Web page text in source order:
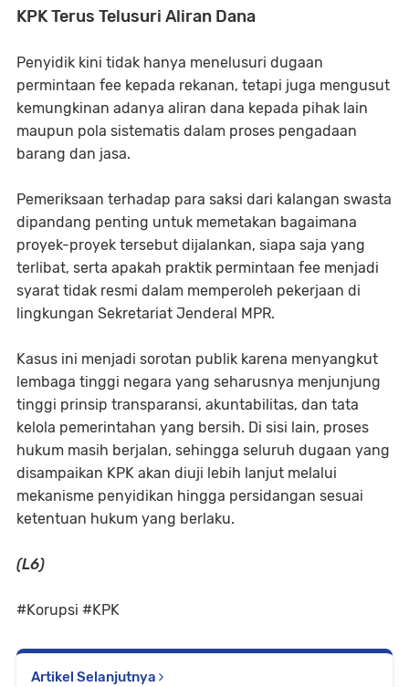
KPK Terus Telusuri Aliran Dana
Penyidik kini tidak hanya menelusuri dugaan
permintaan fee kepada rekanan, tetapi juga mengusut
kemungkinan adanya aliran dana kepada pihak lain
maupun pola sistematis dalam proses pengadaan
barang dan jasa.
Pemeriksaan terhadap para saksi dari kalangan swasta
dipandang penting untuk memetakan bagaimana
proyek-proyek tersebut dijalankan, siapa saja yang
terlibat, serta apakah praktik permintaan fee menjadi
syarat tidak resmi dalam memperoleh pekerjaan di
lingkungan Sekretariat Jenderal MPR.
Kasus ini menjadi sorotan publik karena menyangkut
lembaga tinggi negara yang seharusnya menjunjung
tinggi prinsip transparansi, akuntabilitas, dan tata
kelola pemerintahan yang bersih. Di sisi lain, proses
hukum masih berjalan, sehingga seluruh dugaan yang
disampaikan KPK akan diuji lebih lanjut melalui
mekanisme penyidikan hingga persidangan sesuai
ketentuan hukum yang berlaku.
(L6)
#Korupsi #KPK
Artikel Selanjutnya